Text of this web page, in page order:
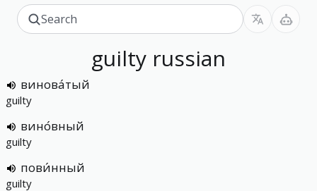
guilty russian
винова́тый
guilty
вино́вный
guilty
пови́нный
guilty